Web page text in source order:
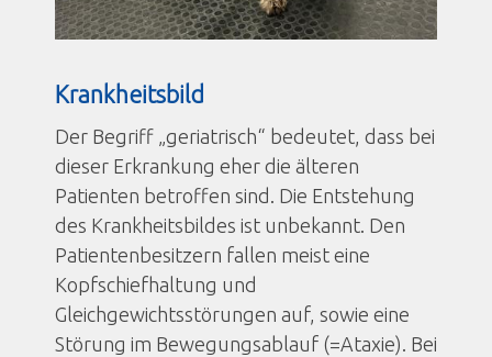
Krankheitsbild
Der Begriff „geriatrisch“ bedeutet, dass bei
dieser Erkrankung eher die älteren
Patienten betroffen sind. Die Entstehung
des Krankheitsbildes ist unbekannt. Den
Patientenbesitzern fallen meist eine
Kopfschiefhaltung und
Gleichgewichtsstörungen auf, sowie eine
Störung im Bewegungsablauf (=Ataxie). Bei